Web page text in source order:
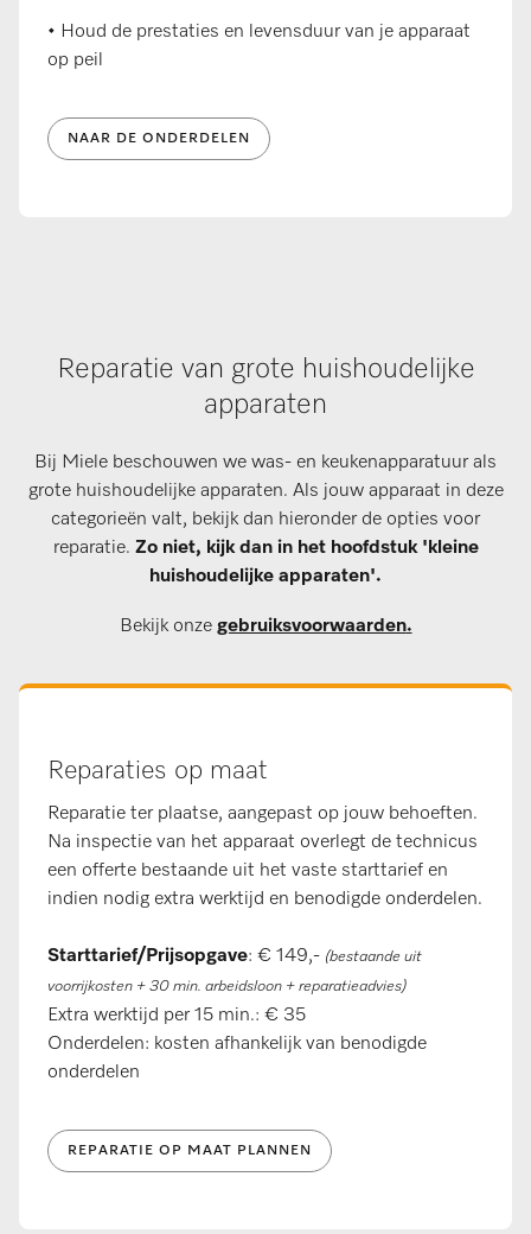
• Houd de prestaties en levensduur van je apparaat
op peil
NAAR DE ONDERDELEN
Reparatie van grote huishoudelijke
apparaten
Bij Miele beschouwen we was- en keukenapparatuur als
grote huishoudelijke apparaten. Als jouw apparaat in deze
categorieën valt, bekijk dan hieronder de opties voor
reparatie. Zo niet, kijk dan in het hoofdstuk 'kleine
huishoudelijke apparaten'.
Bekijk onze gebruiksvoorwaarden.
Reparaties op maat
Reparatie ter plaatse, aangepast op jouw behoeften.
Na inspectie van het apparaat overlegt de technicus
een offerte bestaande uit het vaste starttarief en
indien nodig extra werktijd en benodigde onderdelen.
Starttarief/Prijsopgave: € 149,- (bestaande uit
voorrijkosten + 30 min. arbeidsloon + reparatieadvies)
Extra werktijd per 15 min.: € 35
Onderdelen: kosten afhankelijk van benodigde
onderdelen
REPARATIE OP MAAT PLANNEN